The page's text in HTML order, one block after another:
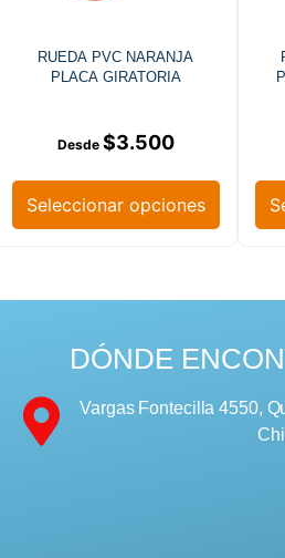
RUEDA PVC NARANJA
PLACA GIRATORIA
$3.500
Seleccionar opciones
DÓNDE
Vargas Fontecilla 4550,